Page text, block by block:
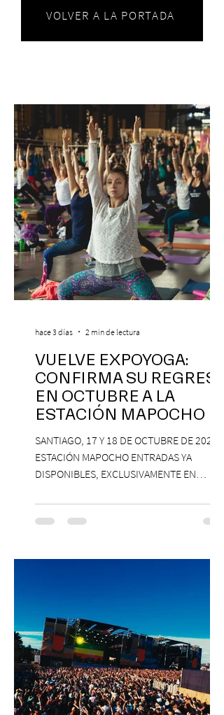
VOLVER A LA PORTADA
VUELVE EXPOYOGA:
CONFIRMA SU REGRESO
EN OCTUBRE A LA
ESTACIÓN MAPOCHO
SANTIAGO, 17 Y 18 DE OCTUBRE DE 2026,
ESTACIÓN MAPOCHO ENTRADAS YA
DISPONIBLES, EXCLUSIVAMENTE EN
con una edición renovada que reunirá
yoga, bienestar y vida consciente, con la
Antonella Orsini, Yoga Woman y más
Centro Cultural Estación Mapocho, espacio
que albergará durante dos jornadas una
pro
hace 3 días 2 min de lectura